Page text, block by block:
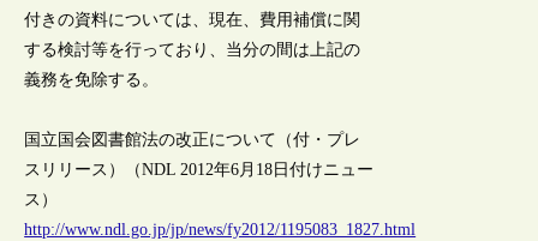
付きの資料については、現在、費用補償に関
する検討等を行っており、当分の間は上記の
義務を免除する。
国立国会図書館法の改正について（付・プレ
スリリース）（NDL 2012年6月18日付けニュー
ス）
http://www.ndl.go.jp/jp/news/fy2012/1195083_1827.html